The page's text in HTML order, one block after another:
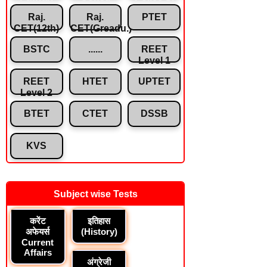
Raj.
CET(12th)
Raj.
CET(Greadu.)
PTET
BSTC ......
REET
Level 1
REET
Level 2
HTET UPTET
BTET CTET DSSB
KVS
Subject wise Tests
करेंट
अफेयर्स
Current
Affairs
इतिहास
(History)
अंग्रेजी